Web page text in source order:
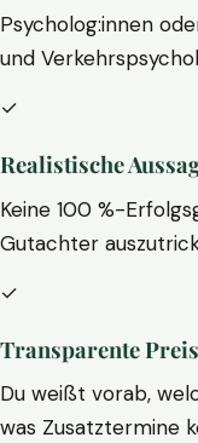
Psycholog:innen
und
✓
Realistische
Keine 100 %-
Gutachter
✓
Transparente
Du weißt vorab,
was Zusatztermine